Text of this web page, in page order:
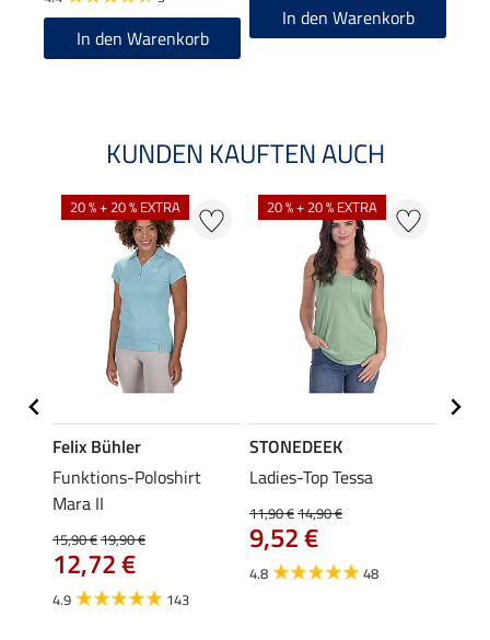
In den Warenkorb
In den Warenkorb
KUNDEN KAUFTEN AUCH
20 % + 20 % EXTRA
Felix Bühler
Funktions-Poloshirt
Mara II
15,90 €19,90 €
12,72 €
4.9 143
20 % + 20 % EXTRA
STONEDEEK
Ladies-Top Tessa
11,90 €14,90 €
9,52 €
4.8 48